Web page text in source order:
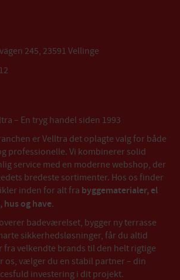
245, 23591 Vellinge
– En tryg handel siden 1993
er Velltra det oplagte valg for både
professionelle. Vi kombinerer solid
service med en moderne webshop, der
bredeste sortimenter. Hos os finder
inden for alt fra byggematerialer, el
og have.
badeværelset, bygger ny terrasse
sikkerhedsløsninger, får du altid
velkendte brands til den helt rigtige
os, vælger du en stabil partner – din
investering i dit projekt.